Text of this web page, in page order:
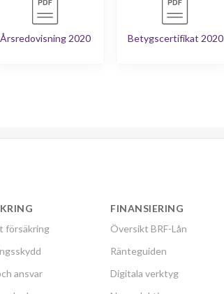
Årsredovisning 2020 Betygscertifikat 2020
försäkring
ansvar
FINANSIERING
Översikt BRF-Lån
Ränteguiden
Digitala verktyg